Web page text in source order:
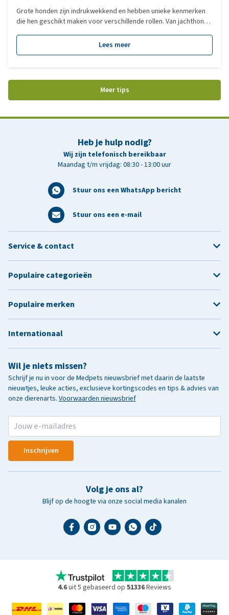
Grote honden zijn indrukwekkend en hebben unieke kenmerken
die hen geschikt maken voor verschillende rollen. Van jachthond
karakter en functie. In deze blog nemen we je mee langs enkele
van de meest populaire grote hondenrassen. We bekijken waar
Lees meer
Meer tips
Heb je hulp nodig?
Wij zijn telefonisch bereikbaar
Maandag t/m vrijdag: 08:30 - 13:00 uur
Stuur ons een WhatsApp bericht
Stuur ons een e-mail
Wil je niets missen?
Schrijf je nu in voor de Medpets nieuwsbrief met daarin de laatste
nieuwtjes, leuke acties, exclusieve kortingscodes en tips & advies van
onze dierenarts. Voorwaarden nieuwsbrief
Inschrijven
Volg je ons al?
Blijf op de hoogte via onze social media kanalen
Service & contact
Populaire categorieën
Populaire merken
Internationaal
4.6uit 5 gebaseerd op 51336Reviews